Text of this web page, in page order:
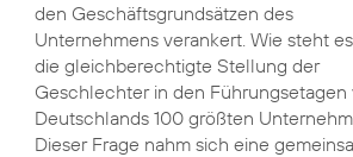
den Geschäftsgrundsätzen des
Unternehmens verankert. Wie steht
die gleichberechtigte Stellung der
Geschlechter in den Führungsetagen
Deutschlands 100 größten
Dieser Frage nahm sich eine